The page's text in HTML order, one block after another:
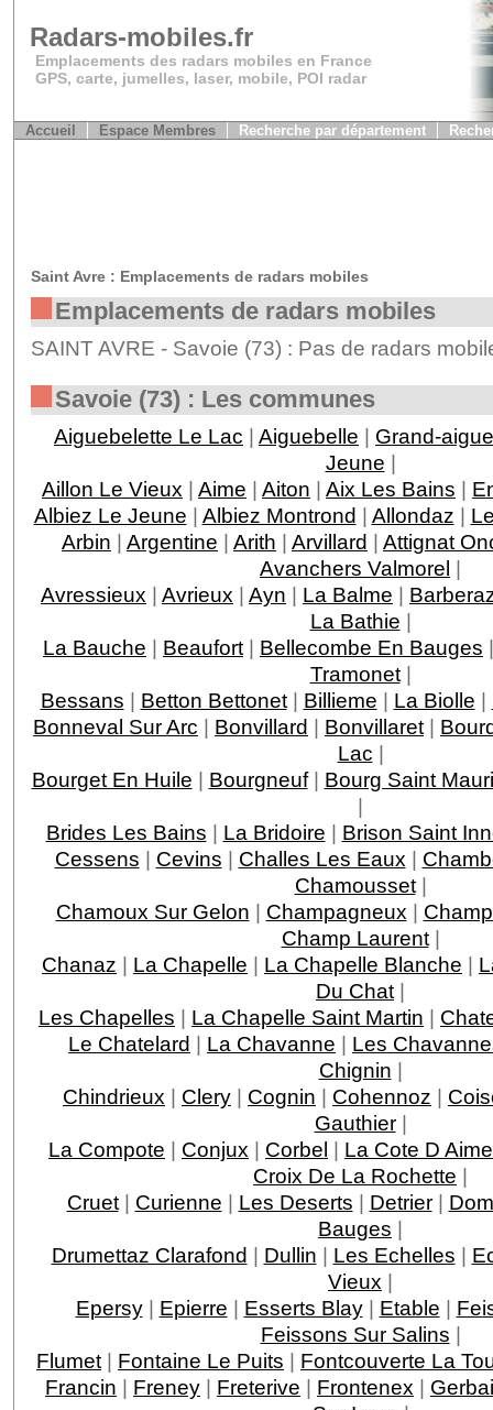
Radars-mobiles.fr
Emplacements des radars mobiles en France
GPS, carte, jumelles, laser, mobile, POI radar
Accueil Espace Membres Recherche par département
Saint Avre : Emplacements de radars mobiles
Emplacements de radars mobiles
SAINT AVRE - Savoie (73) : Pas de radars
Savoie (73) : Les communes
Aiguebelette Le Lac | Aiguebelle | Grand-
Jeune |
Aillon Le Vieux | Aime | Aiton | Aix Les Bains |
Albiez Le Jeune | Albiez Montrond | Allondaz |
Arbin | Argentine | Arith | Arvillard | Attignat
Avanchers Valmorel |
Avressieux | Avrieux | Ayn | La Balme |
La Bathie |
La Bauche | Beaufort | Bellecombe En Bauges
Tramonet|
Bessans | Betton Bettonet| Billieme | La Biolle |
Bonneval Sur Arc | Bonvillard | Bonvillaret |
Lac |
Bourget En Huile | Bourgneuf| Bourg Saint
|
Brides Les Bains | La Bridoire | Brison Saint
Cessens | Cevins | Challes Les Eaux |
Chamousset|
Chamoux Sur Gelon | Champagneux |
Champ Laurent|
Chanaz | La Chapelle | La Chapelle Blanche |
Du Chat |
Les Chapelles | La Chapelle Saint Martin |
Le Chatelard | La Chavanne | Les
Chignin |
Chindrieux | Clery | Cognin | Cohennoz |
Gauthier|
La Compote | Conjux | Corbel | La Cote D Aime
Croix De La Rochette |
Cruet| Curienne | Les Deserts | Detrier|
Bauges |
Drumettaz Clarafond | Dullin | Les Echelles |
Vieux |
Epersy| Epierre | Esserts Blay| Etable |
Feissons Sur Salins |
Flumet | Fontaine Le Puits | Fontcouverte La
Francin | Freney | Freterive | Frontenex |